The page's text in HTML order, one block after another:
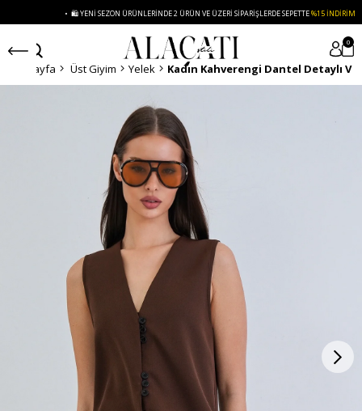
• 🛍️ YENI SEZON ÜRÜNLERINDE 2 ÜRÜN VE ÜZERI SIPARIŞLERDE SEPETTE%15 İNDIRIM
0
Anasayfa Üst Giyim Yelek